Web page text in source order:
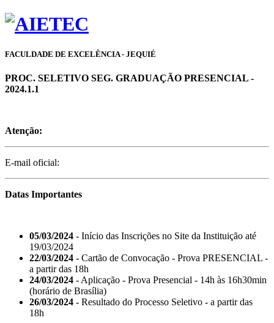
FACULDADE DE EXCELÊNCIA - JEQUIÉ
PROC. SELETIVO SEG. GRADUAÇÃO PRESENCIAL -
2024.1.1
Atenção:
E-mail oficial:
Datas Importantes
05/03/2024 - Início das Inscrições no Site da Instituição até
19/03/2024
22/03/2024 - Cartão de Convocação - Prova PRESENCIAL -
a partir das 18h
24/03/2024 - Aplicação - Prova Presencial - 14h às 16h30min
(horário de Brasília)
26/03/2024 - Resultado do Processo Seletivo - a partir das
18h